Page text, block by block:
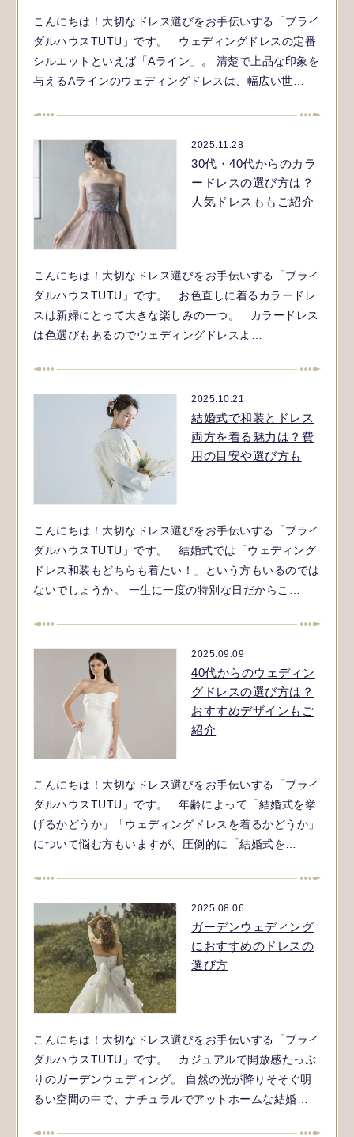
こんにちは！大切なドレス選びをお手伝いする「ブライ
ダルハウスTUTU」です。 ウェディングドレスの定番
シルエットといえば「Aライン」。 清楚で上品な印象を
与えるAラインのウェディングドレスは、幅広い世…
2025.11.28
30代・40代からのカラ
ードレスの選び方は？
人気ドレスももご紹介
こんにちは！大切なドレス選びをお手伝いする「ブライ
ダルハウスTUTU」です。 お色直しに着るカラードレ
スは新婦にとって大きな楽しみの一つ。 カラードレス
は色選びもあるのでウェディングドレスよ…
2025.10.21
結婚式で和装とドレス
両方を着る魅力は？費
用の目安や選び方も
こんにちは！大切なドレス選びをお手伝いする「ブライ
ダルハウスTUTU」です。 結婚式では「ウェディング
ドレス和装もどちらも着たい！」という方もいるのでは
ないでしょうか。 一生に一度の特別な日だからこ…
2025.09.09
40代からのウェディン
グドレスの選び方は？
おすすめデザインもご
紹介
こんにちは！大切なドレス選びをお手伝いする「ブライ
ダルハウスTUTU」です。 年齢によって「結婚式を挙
げるかどうか」「ウェディングドレスを着るかどうか」
について悩む方もいますが、圧倒的に「結婚式を…
2025.08.06
ガーデンウェディング
におすすめのドレスの
選び方
こんにちは！大切なドレス選びをお手伝いする「ブライ
ダルハウスTUTU」です。 カジュアルで開放感たっぷ
りのガーデンウェディング。 自然の光が降りそそぐ明
るい空間の中で、ナチュラルでアットホームな結婚…